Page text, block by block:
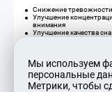
Снижение тревожности
Улучшение
внимания
Улучшение качества сна
749₽
Мы используем
персональные
Метрики, чтобы